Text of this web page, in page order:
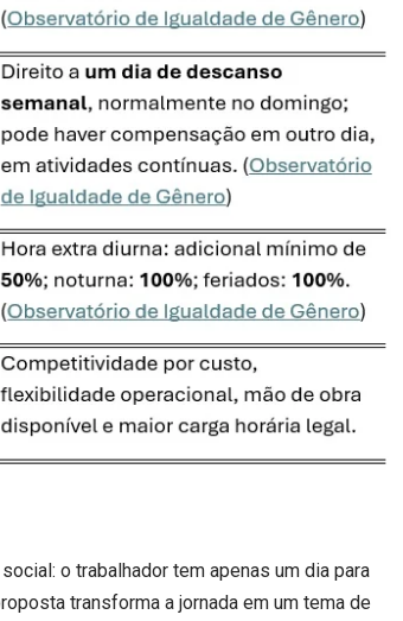
o trabalhador tem apenas um dia para
transforma a jornada em um tema de